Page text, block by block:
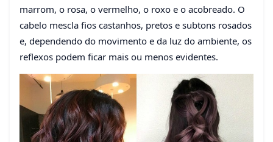
marrom, o rosa, o vermelho, o roxo e o acobreado. O
cabelo mescla fios castanhos, pretos e subtons rosados
e, dependendo do movimento e da luz do ambiente, os
reflexos podem ficar mais ou menos evidentes.